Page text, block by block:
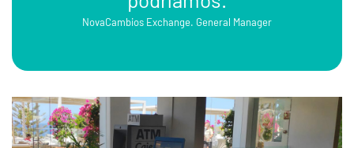
NovaCambios Exchange. General Manager